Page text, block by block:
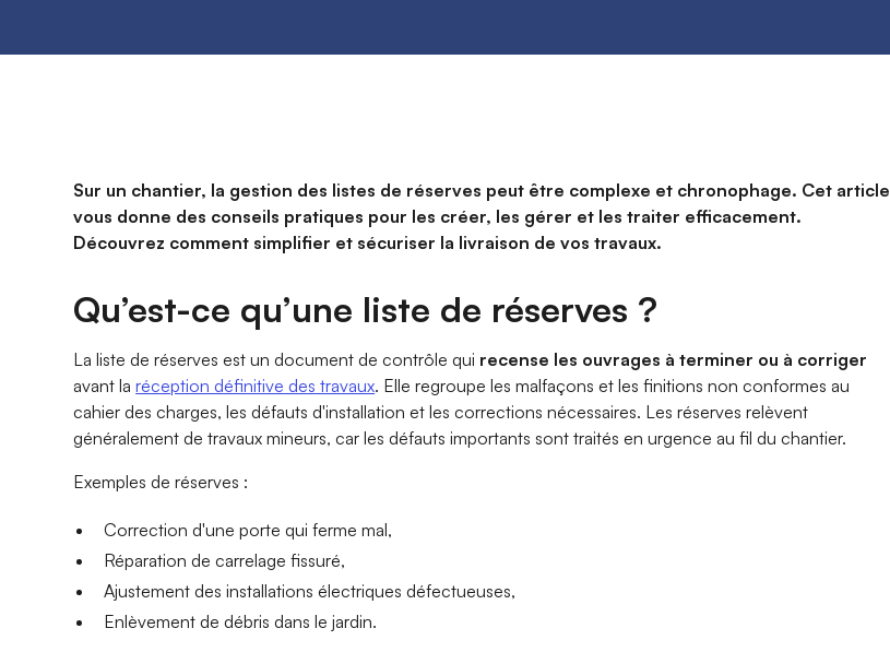
Sur un chantier, la gestion des listes de réserves peut être complexe et chronophage. Cet article
vous donne des conseils pratiques pour les créer, les gérer et les traiter efficacement.
Découvrez comment simplifier et sécuriser la livraison de vos travaux.
Qu’est-ce qu’une liste de réserves ?
La liste de réserves est un document de contrôle qui recense les ouvrages à terminer ou à corriger
avant laréception définitive des travaux. Elle regroupe les malfaçons et les finitions non conformes au
cahier des charges, les défauts d'installation et les corrections nécessaires. Les réserves relèvent
généralement de travaux mineurs, car les défauts importants sont traités en urgence au fil du chantier.
Exemples de réserves :
Correction d'une porte qui ferme mal,
Réparation de carrelage fissuré,
Ajustement des installations électriques défectueuses,
Enlèvement de débris dans le jardin.